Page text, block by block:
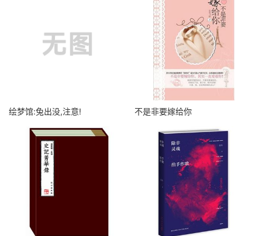
绘梦馆:兔出没,注意! 不是非要嫁给你